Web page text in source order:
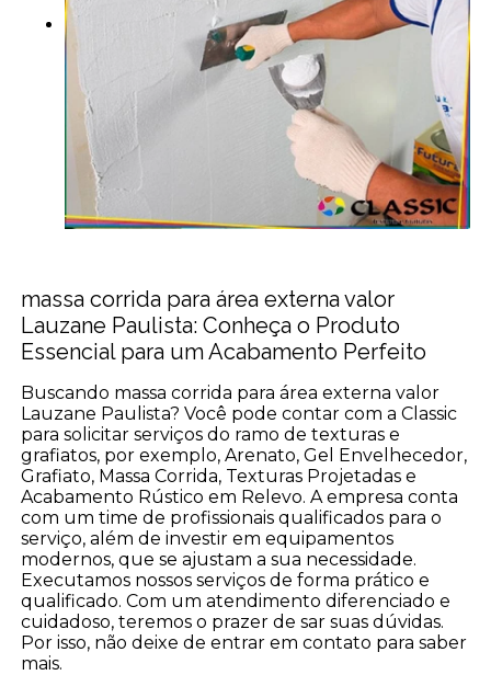
massa corrida para área externa valor
Lauzane Paulista: Conheça o Produto
Essencial para um Acabamento Perfeito
Buscando massa corrida para área externa valor
Lauzane Paulista? Você pode contar com a Classic
para solicitar serviços do ramo de texturas e
grafiatos, por exemplo, Arenato, Gel Envelhecedor,
Grafiato, Massa Corrida, Texturas Projetadas e
Acabamento Rústico em Relevo. A empresa conta
com um time de profissionais qualificados para o
serviço, além de investir em equipamentos
modernos, que se ajustam a sua necessidade.
Executamos nossos serviços de forma prático e
qualificado. Com um atendimento diferenciado e
cuidadoso, teremos o prazer de sar suas dúvidas.
Por isso, não deixe de entrar em contato para saber
mais.